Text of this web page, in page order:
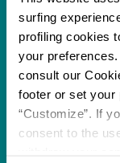
surfing
profiling cookies
your
consult our
footer or set your
“Customize”. If
consent to the